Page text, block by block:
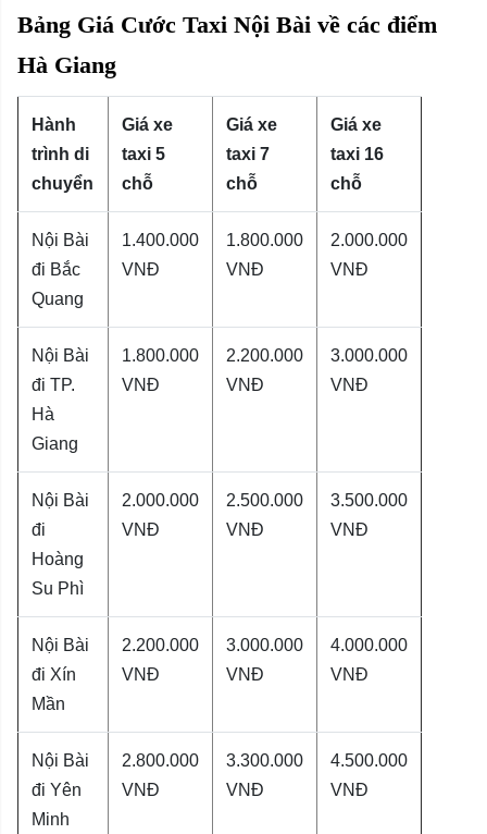
Bảng Giá Cước Taxi Nội Bài về các điểm
Hà Giang
Hành
trình di
chuyển
Giá xe
taxi 5
chỗ
Giá xe
taxi 7
chỗ
Giá xe
taxi 16
chỗ
Nội Bài
đi Bắc
Quang
1.400.000
VNĐ
1.800.000
VNĐ
2.000.000
VNĐ
Nội Bài
đi TP.
Hà
Giang
1.800.000
VNĐ
2.200.000
VNĐ
3.000.000
VNĐ
Nội Bài
đi
Hoàng
Su Phì
2.000.000
VNĐ
2.500.000
VNĐ
3.500.000
VNĐ
Nội Bài
đi Xín
Mần
2.200.000
VNĐ
3.000.000
VNĐ
4.000.000
VNĐ
Nội Bài
đi Yên
Minh
2.800.000
VNĐ
3.300.000
VNĐ
4.500.000
VNĐ